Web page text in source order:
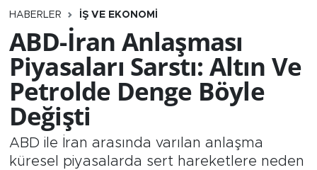
HABERLER İŞ VE EKONOMI
ABD-İran Anlaşması
Piyasaları Sarstı: Altın Ve
Petrolde Denge Böyle
Değişti
ABD ile İran arasında varılan anlaşma
küresel piyasalarda sert hareketlere neden
Firmalardan
Güncel
İş ve Ekonomi
Moda-Magazin-Eğlence
Sağlık
Namaz Vakitleri
Trafik Durumu
Şampiyonlar Ligi Puan Durumu ve Fikstür
Tüm Manşetler
Son Dakika Haberleri